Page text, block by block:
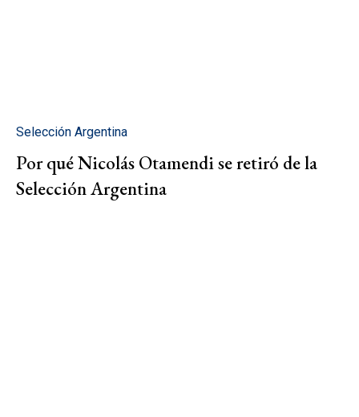
Selección Argentina
Por qué Nicolás Otamendi se retiró de la
Selección Argentina